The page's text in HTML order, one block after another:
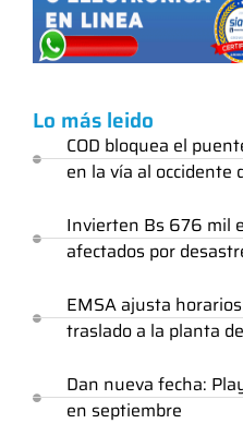
Lo más leido
COD bloquea el
en la vía al occidente
Invierten Bs 676 mil
afectados por
EMSA ajusta
traslado a la planta
Dan nueva fecha:
en septiembre